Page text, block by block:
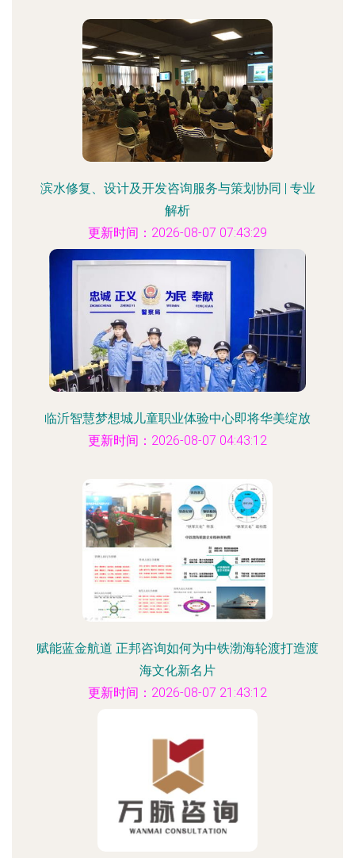
滨水修复、设计及开发咨询服务与策划协同 | 专业
解析
更新时间：2026-08-07 07:43:29
临沂智慧梦想城儿童职业体验中心即将华美绽放
更新时间：2026-08-07 04:43:12
赋能蓝金航道 正邦咨询如何为中铁渤海轮渡打造渡
海文化新名片
更新时间：2026-08-07 21:43:12